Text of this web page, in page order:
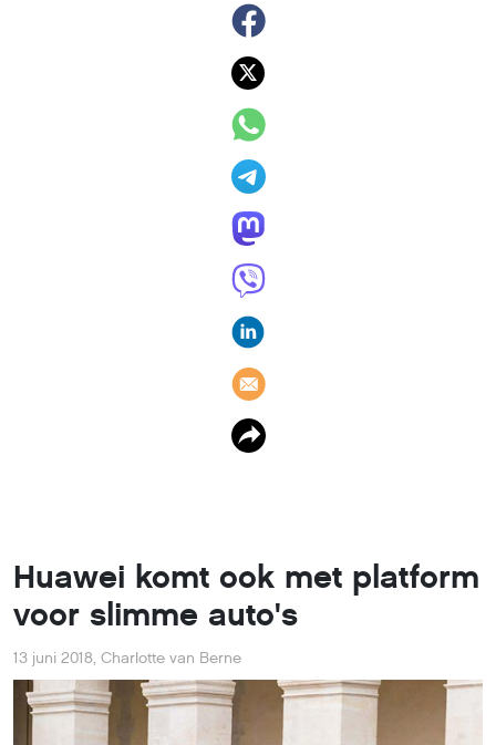
Huawei komt ook met platform
voor slimme auto's
13 juni 2018, Charlotte van Berne